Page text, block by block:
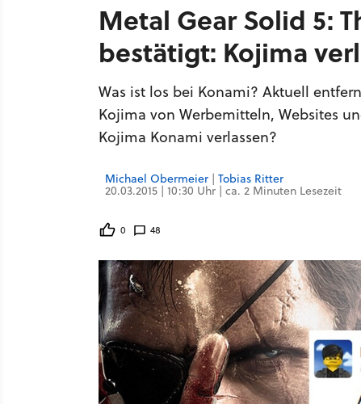
Metal Gear Solid 5:
bestätigt: Kojima
Was ist los bei Konami? Aktuell
Kojima von Werbemitteln, Websites
Kojima Konami verlassen?
Michael Obermeier | Tobias Ritter
20.03.2015 | 10:30 Uhr | ca. 2 Minuten Lesezeit
0 48